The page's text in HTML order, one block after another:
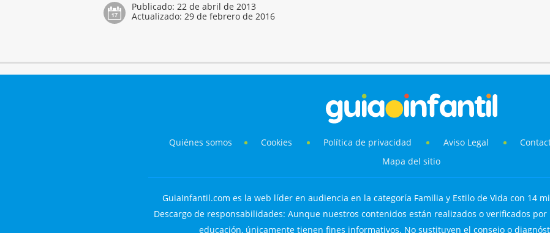
Publicado:22 de abril de 2013
Actualizado:29 de febrero de 2016
Quiénes somos Cookies Política de privacidad Aviso Legal
Mapa del sitio
GuiaInfantil.com es la web líder en audiencia en la categoría Familia y Estilo de Vida con 14
Descargo de responsabilidades: Aunque nuestros contenidos están realizados o verificados
educación, únicamente tienen fines informativos. No sustituyen el consejo o